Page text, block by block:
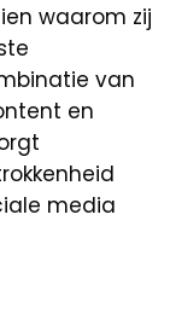
waarom zij
van
en
media